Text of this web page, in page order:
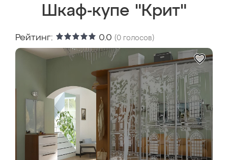
Шкаф-купе "Крит"
Рейтинг: 0.0 (0 голосов)